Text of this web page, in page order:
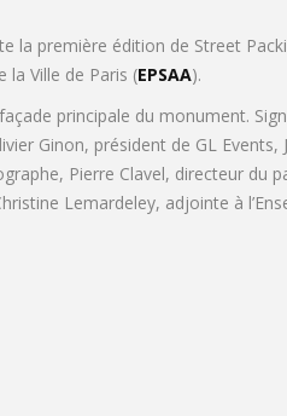
la première édition de Street
la Ville de Paris (EPSAA).
principale du monument.
Ginon, président de GL
Pierre Clavel, directeur du
Lemardeley, adjointe à